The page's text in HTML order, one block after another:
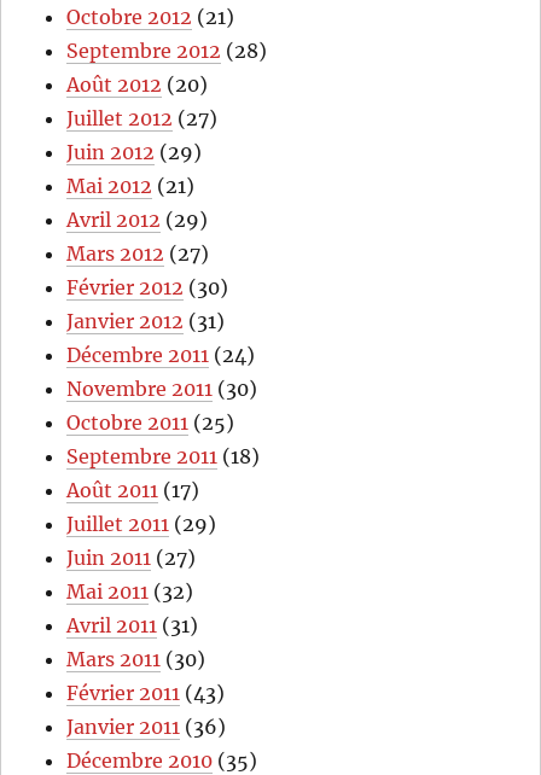
Octobre 2012 (21)
Septembre 2012 (28)
Août 2012 (20)
Juillet 2012 (27)
Juin 2012 (29)
Mai 2012 (21)
Avril 2012 (29)
Mars 2012 (27)
Février 2012 (30)
Janvier 2012 (31)
Décembre 2011 (24)
Novembre 2011 (30)
Octobre 2011 (25)
Septembre 2011 (18)
Août 2011 (17)
Juillet 2011 (29)
Juin 2011 (27)
Mai 2011 (32)
Avril 2011 (31)
Mars 2011 (30)
Février 2011 (43)
Janvier 2011 (36)
Décembre 2010 (35)